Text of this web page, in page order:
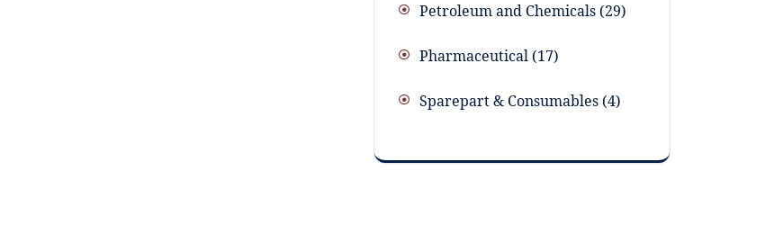
Petroleum and Chemicals 29
Pharmaceutical 17
Sparepart & Consumables 4